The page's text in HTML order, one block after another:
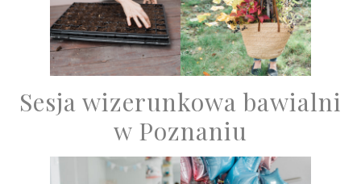
Sesja wizerunkowa bawialni
w Poznaniu